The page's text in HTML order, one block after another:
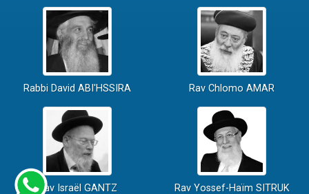
Rabbi David ABI'HSSIRA Rav Chlomo AMAR
Rav Israël GANTZ Rav Yossef-Haïm SITRUK